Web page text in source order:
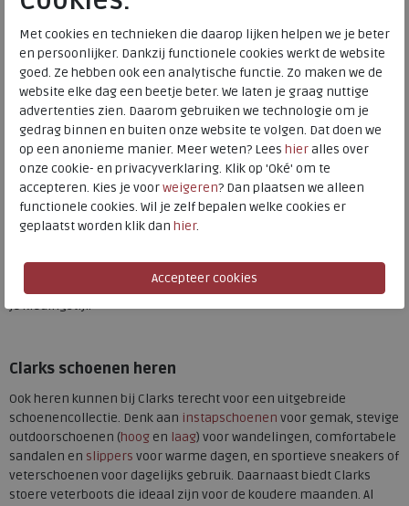
Clarks sandalen
De Clarks sandalen voor dames zijn ontworpen met comfort en
elegantie in gedachten. Ze hebben zachte voetbedden, goede
ondersteuning en een moderne uitstraling. Verkrijgbaar in
diverse kleuren en materialen zijn deze sandalen perfect voor
dagelijks gebruik. Vakanties of zomerse dagen in de stad. Dankzij
verstelbare bandjes en flexibele zolen loop je er de hele dag
moeiteloos op rond.
Clarks schoenen
Naast sandalen biedt Clarks ook andere damesschoenen zoals
hun soepele pasvorm, hoogwaardige afwerking en tijdloze design.
Van zakelijke tot casual outfits, je combineert ze moeiteloos met
je kledingstijl.
Clarks schoenen heren
Ook heren kunnen bij Clarks terecht voor een uitgebreide
schoenencollectie. Denk aan instapschoenen voor gemak, stevige
outdoorschoenen (hoog en laag) voor wandelingen, comfortabele
sandalen en slippers voor warme dagen, en sportieve sneakers of
veterschoenen voor dagelijks gebruik. Daarnaast biedt Clarks
stoere veterboots die ideaal zijn voor de koudere maanden. Al
Met cookies en technieken die daarop lijken helpen we je beter
en persoonlijker. Dankzij functionele cookies werkt de website
goed. Ze hebben ook een analytische functie. Zo maken we de
website elke dag een beetje beter. We laten je graag nuttige
advertenties zien. Daarom gebruiken we technologie om je
gedrag binnen en buiten onze website te volgen. Dat doen we
op een anonieme manier. Meer weten? Lees hieralles over
onze cookie- en privacyverklaring. Klik op 'Oké' om te
accepteren. Kies je voorweigeren? Dan plaatsen we alleen
functionele cookies. Wil je zelf bepalen welke cookies er
geplaatst worden klik dan hier.